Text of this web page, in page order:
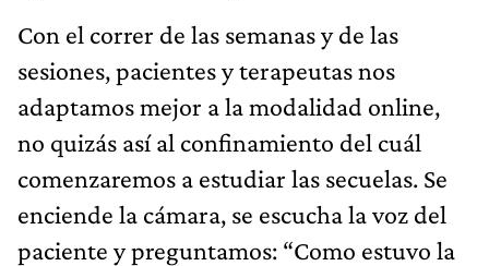
Con el correr de las semanas y de las
sesiones, pacientes y terapeutas nos
adaptamos mejor a la modalidad online,
no quizás así al confinamiento del cuál
comenzaremos a estudiar las secuelas. Se
enciende la cámara, se escucha la voz del
paciente y preguntamos: “Como estuvo la